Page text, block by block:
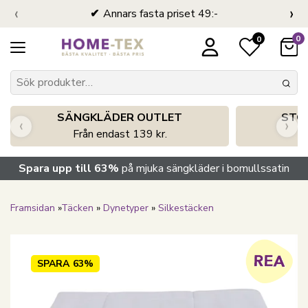
Annars fasta priset 49:-
‹ ›
0 0
SÄNGKLÄDER OUTLET
Från endast 139 kr.
‹ ›
Spara upp till 63% på mjuka sängkläder i bomullssatin
Framsidan »Täcken » Dynetyper » Silkestäcken
SPARA 63%